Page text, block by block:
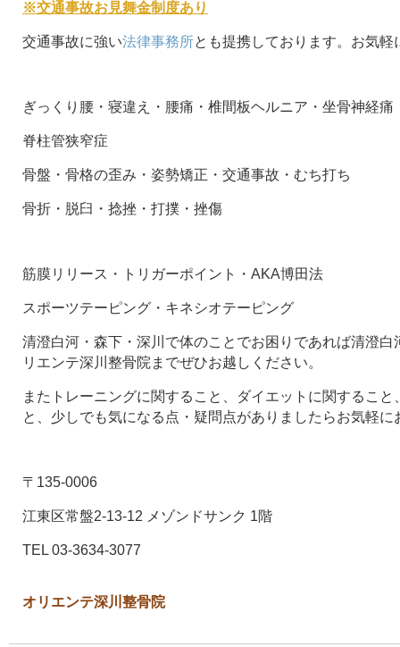
※交通事故お見舞金制度あり
交通事故に強い法律事務所とも提携しております。お気軽
ぎっくり腰・寝違え・腰痛・椎間板ヘルニア・坐骨神経痛
脊柱管狭窄症
骨盤・骨格の歪み・姿勢矯正・交通事故・むち打ち
骨折・脱臼・捻挫・打撲・挫傷
筋膜リリース・トリガーポイント・AKA博田法
スポーツテーピング・キネシオテーピング
清澄白河・森下・深川で体のことでお困りであれば清澄
リエンテ深川整骨院までぜひお越しください。
またトレーニングに関すること、ダイエットに関するこ
と、少しでも気になる点・疑問点がありましたらお気軽に
〒135-0006
江東区常盤2-13-12 メゾンドサンク 1階
TEL 03-3634-3077
オリエンテ深川整骨院